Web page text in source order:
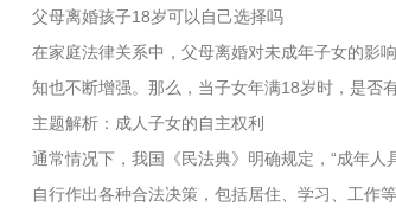
父母离婚孩子18岁可以自己选择吗
在家庭法律关系中，父母离婚对未成年子女的影
知也不断增强。那么，当子女年满18岁时，是否
主题解析：成人子女的自主权利
通常情况下，我国《民法典》明确规定，“成年
自行作出各种合法决策，包括居住、学习、工作